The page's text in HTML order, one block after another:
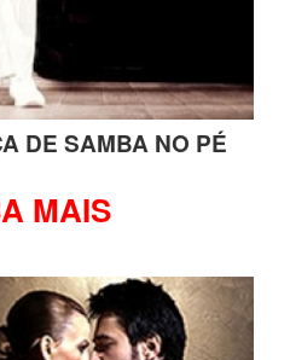
DE SAMBA NO PÉ
MAIS